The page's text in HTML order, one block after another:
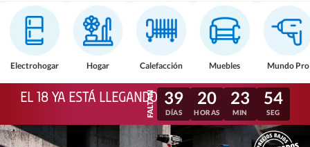
Electrohogar Hogar Calefacción Muebles Mundo Pro
EL 18 YA ESTÁ LLEGANDO 39
DÍAS
20
HORAS
23
MIN
52
SEG